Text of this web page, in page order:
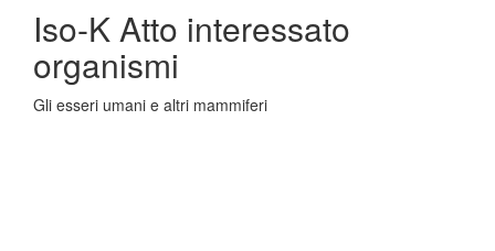
Iso-K Atto interessato
organismi
Gli esseri umani e altri mammiferi